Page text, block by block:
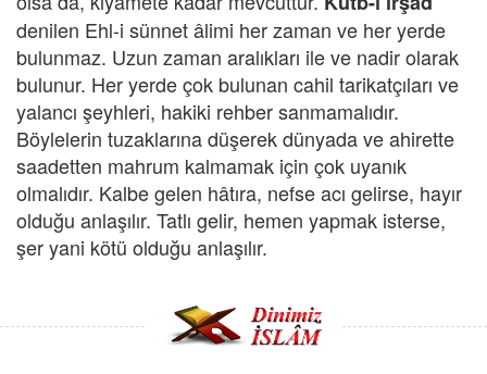
denilen Ehl-i sünnet âlimi her zaman ve her yerde
bulunmaz. Uzun zaman aralıkları ile ve nadir olarak
bulunur. Her yerde çok bulunan cahil tarikatçıları ve
yalancı şeyhleri, hakiki rehber sanmamalıdır.
Böylelerin tuzaklarına düşerek dünyada ve ahirette
saadetten mahrum kalmamak için çok uyanık
olmalıdır. Kalbe gelen hâtıra, nefse acı gelirse, hayır
olduğu anlaşılır. Tatlı gelir, hemen yapmak isterse,
şer yani kötü olduğu anlaşılır.